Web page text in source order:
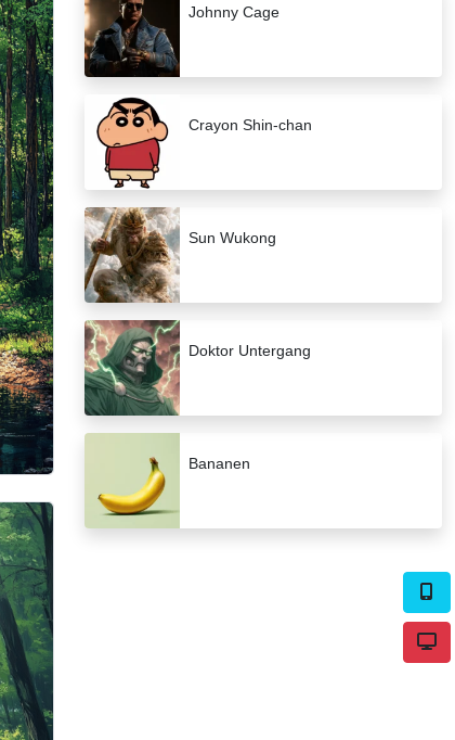
Johnny Cage
Crayon Shin-chan
Sun Wukong
Doktor Untergang
Bananen